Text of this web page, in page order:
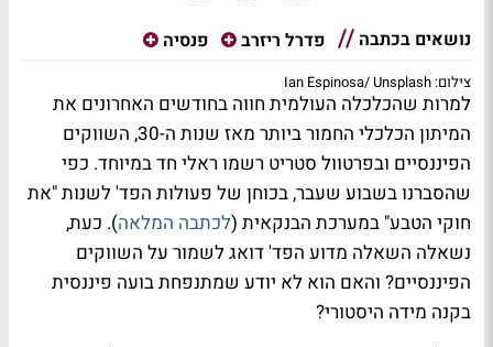
נושאים בכתבה פדרל ריזרב פנסיה
צילום: Ian Espinosa/ Unsplash
למרות שהכלכלה העולמית חווה בחודשים האחרונים את
המיתון הכלכלי החמור ביותר מאז שנות ה-30, השווקים
הפיננסיים ובפרטוול סטריט רשמו ראלי חד במיוחד. כפי
שהסברנו בשבוע שעבר, בכוחן של פעולות הפד' לשנות "את
חוקי הטבע" במערכת הבנקאית (לכתבה המלאה). כעת,
נשאלה השאלה מדוע הפד' דואג לשמור על השווקים
הפיננסיים? והאם הוא לא יודע שמתנפחת בועה פיננסית
בקנה מידה היסטורי?